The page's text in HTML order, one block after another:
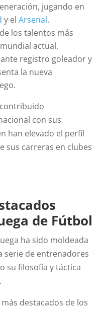
jugando en
y elArsenal.
los talentos más
actual,
registro goleador y
la nueva
con sus
han elevado el perfil
sus carreras en clubes
de Fútbol
ha sido moldeada
serie de entrenadores
su filosofía y táctica
destacados de los